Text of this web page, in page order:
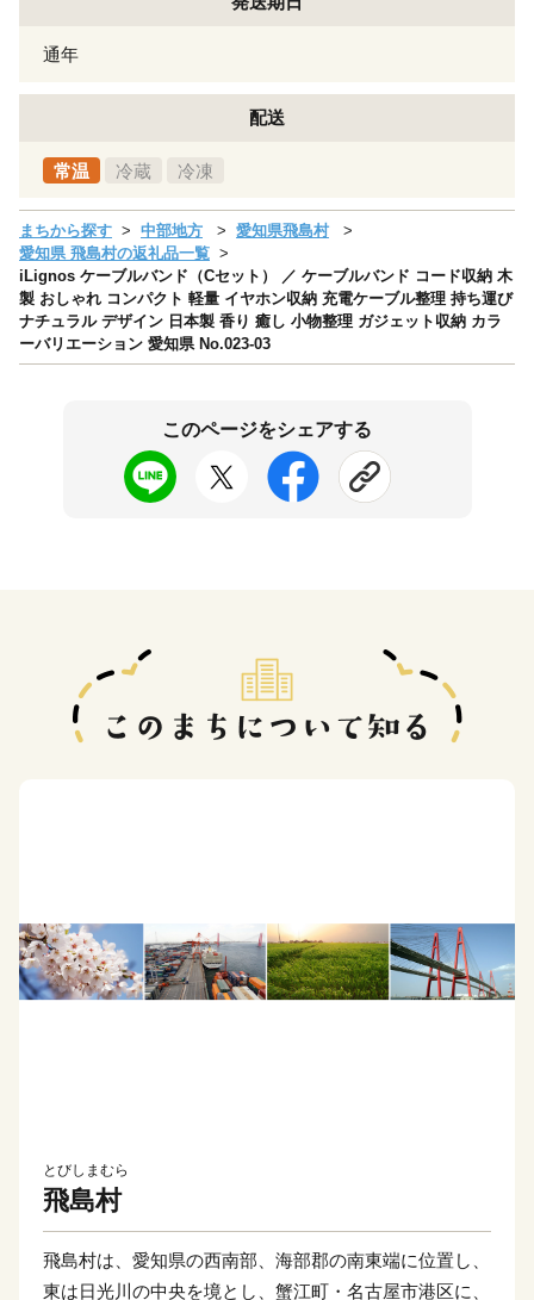
通年
配送
常温 冷蔵 冷凍
まちから探す 中部地方
愛知県飛島村
愛知県 飛島村の返礼品一覧
iLignos ケーブルバンド（Cセット） ／ ケーブルバンド コード収納 木
製 おしゃれ コンパクト 軽量 イヤホン収納 充電ケーブル整理 持ち運び
ナチュラル デザイン 日本製 香り 癒し 小物整理 ガジェット収納 カラ
ーバリエーション 愛知県 No.023-03
このページをシェアする
とびしまむら
飛島村
飛島村は、愛知県の西南部、海部郡の南東端に位置し、
東は日光川の中央を境とし、蟹江町・名古屋市港区に、